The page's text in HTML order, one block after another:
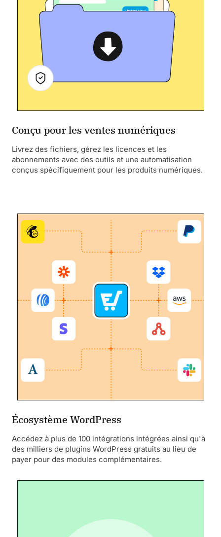
Conçu pour les ventes numériques
Livrez des fichiers, gérez les licences et les
abonnements avec des outils et une automatisation
conçus spécifiquement pour les produits numériques.
Écosystème WordPress
Accédez à plus de 100 intégrations intégrées ainsi qu'à
des milliers de plugins WordPress gratuits au lieu de
payer pour des modules complémentaires.